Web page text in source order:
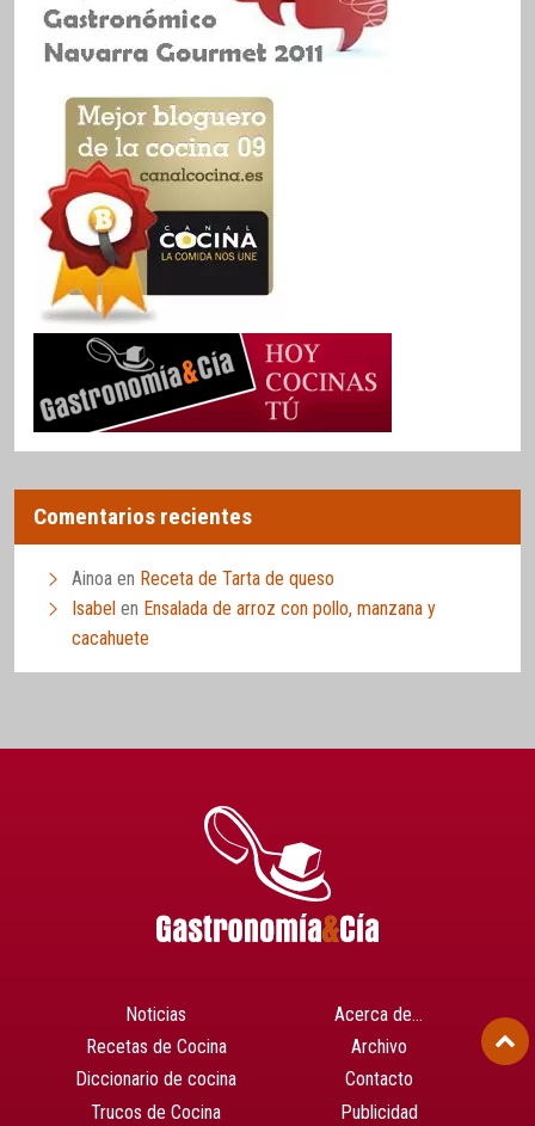
Comentarios recientes
Ainoa en Receta de Tarta de queso
Isabel en Ensalada de arroz con pollo, manzana y
cacahuete
Noticias
Recetas de Cocina
Diccionario de cocina
Trucos de Cocina
Acerca de…
Archivo
Contacto
Publicidad